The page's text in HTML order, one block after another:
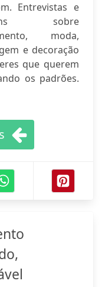
Entrevistas e
sobre
moda,
e decoração
que querem
os padrões.